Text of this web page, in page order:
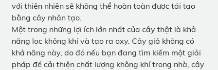
với thiên nhiên sẽ không thể hoàn toàn được tái tạo
bằng cây nhân tạo.
Một trong những lợi ích lớn nhất của cây thật là khả
năng lọc không khí và tạo ra oxy. Cây giả không có
khả năng này, do đó nếu bạn đang tìm kiếm một giải
pháp để cải thiện chất lượng không khí trong nhà, cây